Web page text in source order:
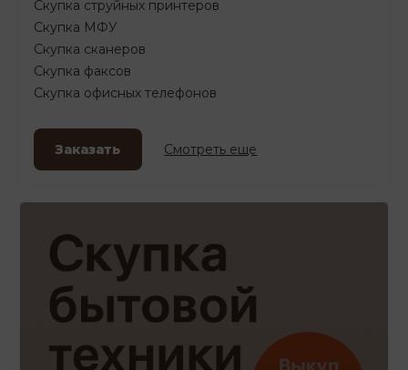
Скупка струйных принтеров
Скупка МФУ
Скупка сканеров
Скупка факсов
Скупка офисных телефонов
Заказать Смотреть еще